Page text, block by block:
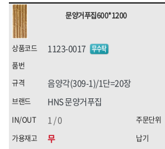
문양거푸집600*1200
1123-0017
HNS 문양거푸집
무
음양각(309-1)/1단=20장
1 / 0